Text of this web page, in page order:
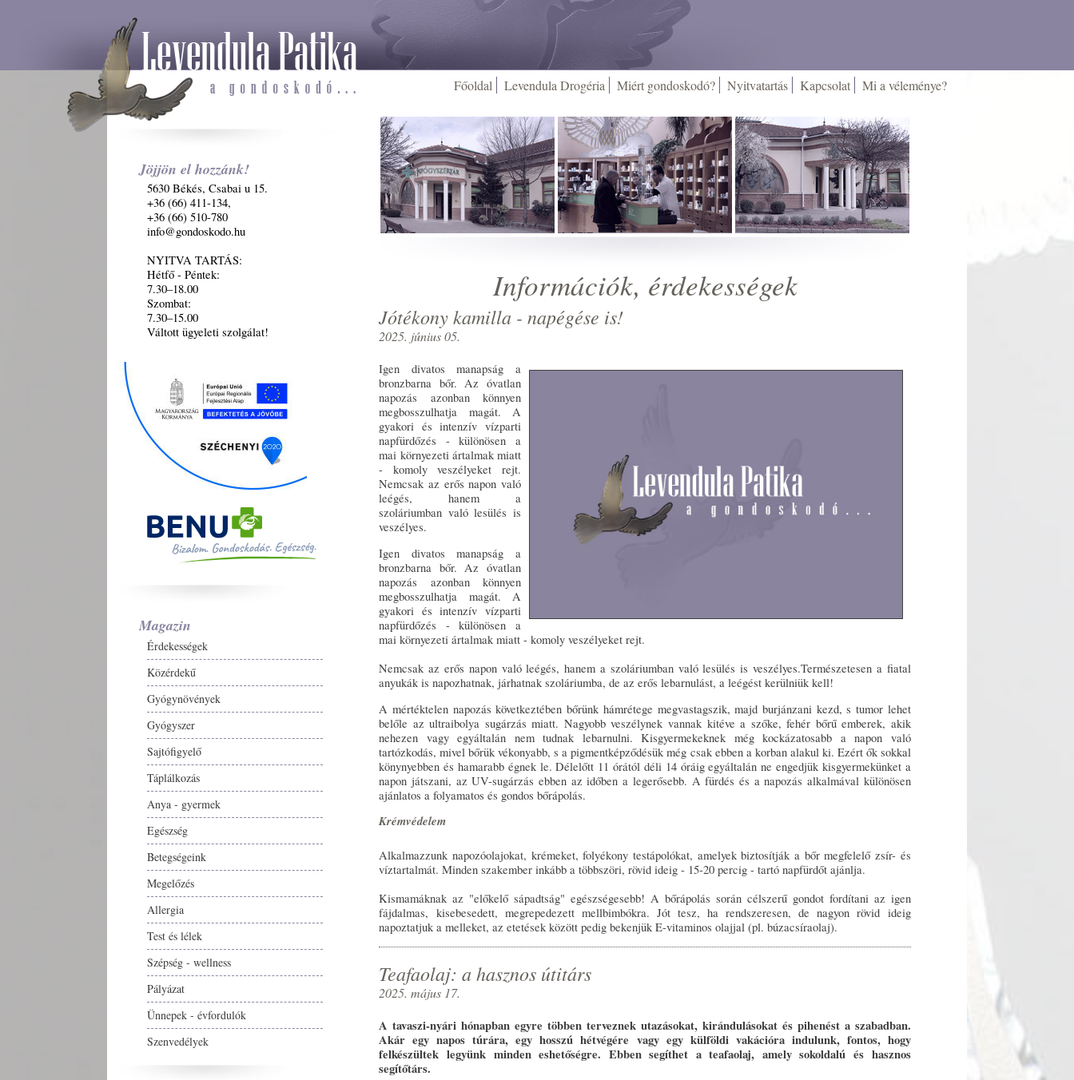
Jöjjön el hozzánk!
5630 Békés, Csabai u 15.
+36 (66) 411-134,
+36 (66) 510-780
info@gondoskodo.hu
NYITVA TARTÁS:
Hétfő - Péntek:
7.30–18.00
Szombat:
7.30–15.00
Váltott ügyeleti szolgálat!
Magazin
Érdekességek
Közérdekű
Gyógynövények
Gyógyszer
Sajtófigyelő
Táplálkozás
Anya - gyermek
Egészség
Betegségeink
Megelőzés
Allergia
Test és lélek
Szépség - wellness
Pályázat
Ünnepek - évfordulók
Szenvedélyek
Főoldal Levendula Drogéria Miért gondoskodó? Nyitvatartás Kapcsolat Mi a véleménye?
Információk, érdekességek
Jótékony kamilla - napégése is!
2025. június 05.
Igen divatos manapság a
bronzbarna bőr. Az óvatlan
napozás azonban könnyen
megbosszulhatja magát. A
gyakori és intenzív vízparti
napfürdőzés - különösen a
mai környezeti ártalmak miatt
- komoly veszélyeket rejt.
Nemcsak az erős napon való
leégés, hanem a
szoláriumban való lesülés is
veszélyes.
Igen divatos manapság a
bronzbarna bőr. Az óvatlan
napozás azonban könnyen
megbosszulhatja magát. A
gyakori és intenzív vízparti
napfürdőzés - különösen a
mai környezeti ártalmak miatt - komoly veszélyeket rejt.
Nemcsak az erős napon való leégés, hanem a szoláriumban való lesülés is veszélyes.Természetesen a fiatal
anyukák is napozhatnak, járhatnak szoláriumba, de az erős lebarnulást, a leégést kerülniük kell!
A mértéktelen napozás következtében bőrünk hámrétege megvastagszik, majd burjánzani kezd, s tumor lehet
belőle az ultraibolya sugárzás miatt. Nagyobb veszélynek vannak kitéve a szőke, fehér bőrű emberek, akik
nehezen vagy egyáltalán nem tudnak lebarnulni. Kisgyermekeknek még kockázatosabb a napon való
tartózkodás, mivel bőrük vékonyabb, s a pigmentképződésük még csak ebben a korban alakul ki. Ezért ők sokkal
könynyebben és hamarabb égnek le. Délelőtt 11 órától déli 14 óráig egyáltalán ne engedjük kisgyermekünket a
napon játszani, az UV-sugárzás ebben az időben a legerősebb. A fürdés és a napozás alkalmával különösen
ajánlatos a folyamatos és gondos bőrápolás.
Krémvédelem
Alkalmazzunk napozóolajokat, krémeket, folyékony testápolókat, amelyek biztosítják a bőr megfelelő zsír- és
víztartalmát. Minden szakember inkább a többszöri, rövid ideig - 15-20 percig - tartó napfürdőt ajánlja.
Kismamáknak az "előkelő sápadtság" egészségesebb! A bőrápolás során célszerű gondot fordítani az igen
fájdalmas, kisebesedett, megrepedezett mellbimbókra. Jót tesz, ha rendszeresen, de nagyon rövid ideig
napoztatjuk a melleket, az etetések között pedig bekenjük E-vitaminos olajjal (pl. búzacsíraolaj).
Teafaolaj: a hasznos útitárs
2025. május 17.
A tavaszi-nyári hónapban egyre többen terveznek utazásokat, kirándulásokat és pihenést a szabadban.
Akár egy napos túrára, egy hosszú hétvégére vagy egy külföldi vakációra indulunk, fontos, hogy
felkészültek legyünk minden eshetőségre. Ebben segíthet a teafaolaj, amely sokoldalú és hasznos
segítőtárs.